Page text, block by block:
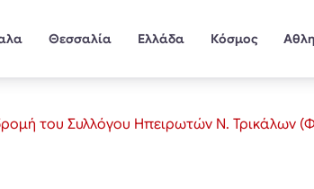
Θεσσαλία Ελλάδα Κόσμος
του Συλλόγου Ηπειρωτών Ν. Τρικάλων